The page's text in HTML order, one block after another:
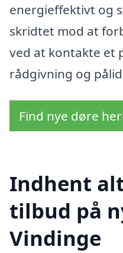
energieffektivt og
skridtet mod at
ved at kontakte et
rådgivning og
Find nye døre
Indhent
tilbud på
Vindinge